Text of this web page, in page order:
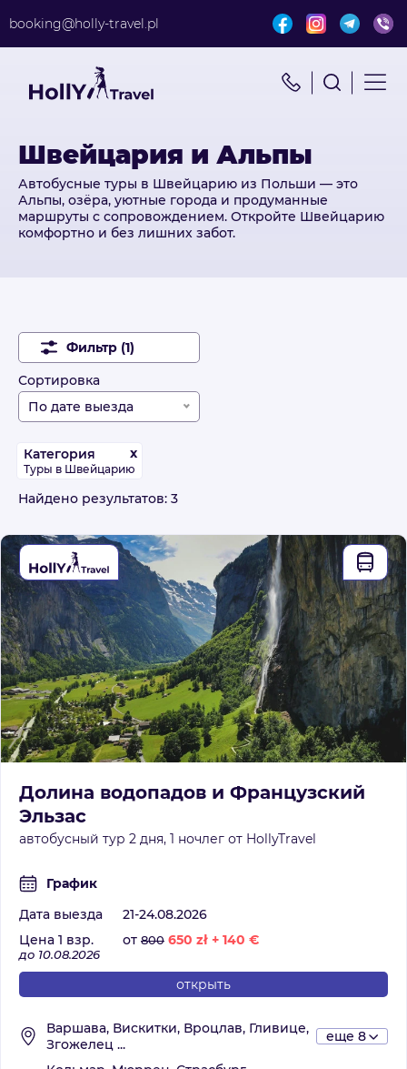
booking@holly-travel.pl
Найти путешествие x
Швейцария и Альпы
Автобусные туры в Швейцарию из Польши — это
Альпы, озёра, уютные города и продуманные
маршруты с сопровождением. Откройте Швейцарию
комфортно и без лишних забот.
Фильтр (1)
Категория
Туры в Швейцарию
x
Сортировка
По дате выезда
Найдено результатов: 3
Долина водопадов и Французский
Эльзас
автобусный тур 2 дня, 1 ночлег от HollyTravel
График
Дата выезда
21-24.08.2026
Цена 1 взр.
от 800 650 zł + 140 €
до 10.08.2026
открыть
Варшава, Вискитки, Вроцлав, Гливице,
Згожелец ...
еще 8